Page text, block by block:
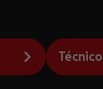
Técnico